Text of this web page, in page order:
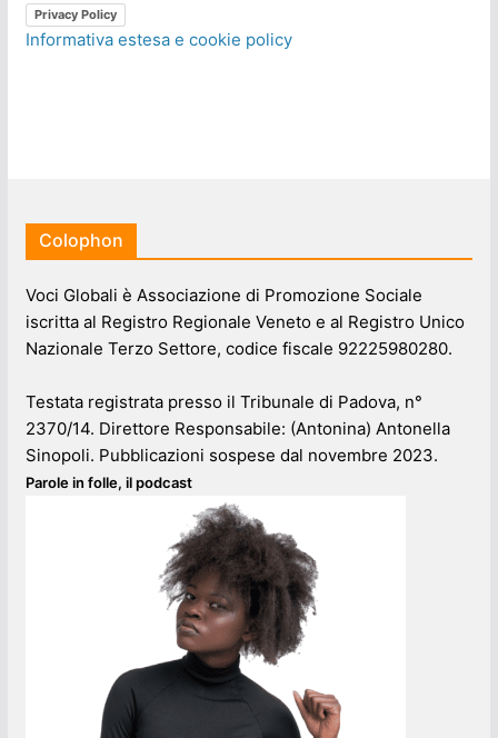
Privacy Policy
Informativa estesa e cookie policy
Colophon
Voci Globali è Associazione di Promozione Sociale
iscritta al Registro Regionale Veneto e al Registro Unico
Nazionale Terzo Settore, codice fiscale 92225980280.
Testata registrata presso il Tribunale di Padova, n°
2370/14. Direttore Responsabile: (Antonina) Antonella
Sinopoli. Pubblicazioni sospese dal novembre 2023.
Parole in folle, il podcast